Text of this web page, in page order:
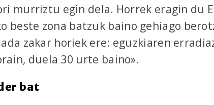
murriztu egin dela. Horrek eragin du
beste zona batzuk baino gehiago
zakar horiek ere: eguzkiaren
duela 30 urte baino».
bat